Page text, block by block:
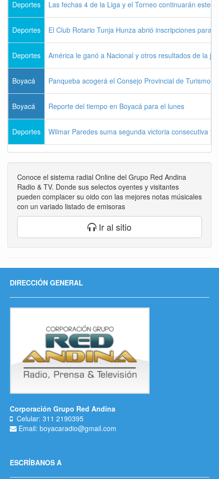
Deportes Las fechas 4 de la Liga y el Torneo continuarán este
Deportes El Club Rotario Tunja Hunza abrió inscripciones para
Deportes América le ganó a Nacional y otros resultados de la
Boyacá Panqueba acogerá el Consejo Provincial de Turismo
Boyacá Reporte del tiempo en Boyacá para el lunes
Deportes Wilmar Paredes suma segunda victoria consecutiva y
Conoce el sistema radial Online del Grupo Red Andina
Radio & TV. Donde sus selectos oyentes y visitantes
pueden complacer su oido con las mejores notas músicales
con un variado listado de emisoras
Ir al sitio
DIRECCIÓN GENERAL
Corporación Grupo Red Andina
Celular: 311 2190395
Email: boyacaradio@gmail.com
ESCRÍBANOS A